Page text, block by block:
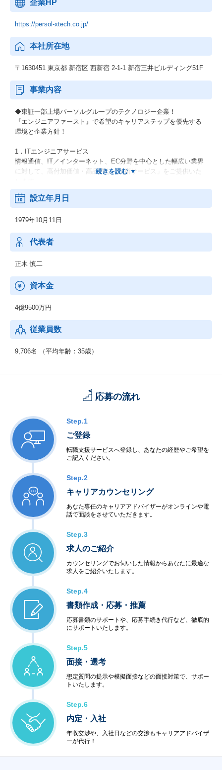
企業HP
https://persol-xtech.co.jp/
本社所在地
〒1630451 東京都 新宿区 西新宿 2-1-1 新宿三井ビルディング51F
事業内容
◆東証一部上場パーソルグループのテクノロジー企業！
『エンジニアファースト』で希望のキャリアステップを優先する
環境と企業方針！
1．ITエンジニアサービス
情報通信、IT／インターネット、EC分野を中心とした幅広い業界
に対して、高付加価値・高品質な「技術サービス」をご提供いた
2．機電エンジニアサービス
ーズに幅広くお応えします。
上流工程から下流工程までご提案いたします。
3．新技術領域 (RPA・セキュリティ等)
RPA、IoT、セキュリティ、MBD、ドローン等の新技術領域へのニ
【男女比】
【年齢構成】
：20代：33％、30代：41％、40代以上：26％
【勤続年数】
：残業平均15.8時間、有給取得率90.0%、育休・産休取得率10
0％、復職率89％※男性も育児休暇取得実績があります。
設立年月日
1979年10月11日
代表者
正木 慎二
資本金
4億9500万円
従業員数
9,706名 （平均年齢：35歳）
応募の流れ
Step.1
ご登録
転職支援サービスへ登録し、あなたの経歴やご希望を
ご記入ください。
Step.2
キャリアカウンセリング
あなた専任のキャリアアドバイザーがオンラインや電
話で面談をさせていただきます。
Step.3
求人のご紹介
カウンセリングでお伺いした情報からあなたに最適な
求人をご紹介いたします。
Step.4
書類作成・応募・推薦
応募書類のサポートや、応募手続き代行など、徹底的
にサポートいたします。
Step.5
面接・選考
想定質問の提示や模擬面接などの面接対策で、サポー
トいたします。
Step.6
内定・入社
年収交渉や、入社日などの交渉もキャリアアドバイザ
ーが代行！